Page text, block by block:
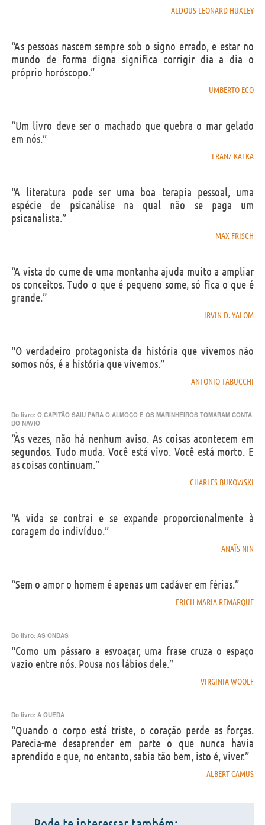
ALDOUS LEONARD HUXLEY
“As pessoas nascem sempre sob o signo errado, e estar no
mundo de forma digna significa corrigir dia a dia o
próprio horóscopo.”
UMBERTO ECO
“Um livro deve ser o machado que quebra o mar gelado
em nós.”
FRANZ KAFKA
“A literatura pode ser uma boa terapia pessoal, uma
espécie de psicanálise na qual não se paga um
psicanalista.”
MAX FRISCH
“A vista do cume de uma montanha ajuda muito a ampliar
os conceitos. Tudo o que é pequeno some, só fica o que é
grande.”
IRVIN D. YALOM
“O verdadeiro protagonista da história que vivemos não
somos nós, é a história que vivemos.”
ANTONIO TABUCCHI
Do livro: O CAPITÃO SAIU PARA O ALMOÇO E OS MARINHEIROS TOMARAM CONTA
DO NAVIO
“Às vezes, não há nenhum aviso. As coisas acontecem em
segundos. Tudo muda. Você está vivo. Você está morto. E
as coisas continuam.”
CHARLES BUKOWSKI
“A vida se contrai e se expande proporcionalmente à
coragem do indivíduo.”
ANAÏS NIN
“Sem o amor o homem é apenas um cadáver em férias.”
ERICH MARIA REMARQUE
Do livro: AS ONDAS
“Como um pássaro a esvoaçar, uma frase cruza o espaço
vazio entre nós. Pousa nos lábios dele.”
VIRGINIA WOOLF
Do livro: A QUEDA
“Quando o corpo está triste, o coração perde as forças.
Parecia-me desaprender em parte o que nunca havia
aprendido e que, no entanto, sabia tão bem, isto é, viver.”
ALBERT CAMUS